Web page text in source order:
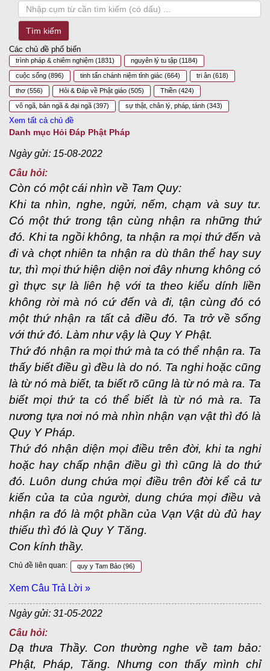
Tìm kiếm
Các chủ đề phổ biến
trình pháp & chiêm nghiệm (1831) nguyên lý tu tập (1184)
cuộc sống (896) tinh tấn chánh niệm tỉnh giác (664) tri ân (618)
thơ (556) Hỏi & Đáp về Phật giáo (505) Thiền (424)
vô ngã, bản ngã & đại ngã (397) sự thật, chân lý, pháp, tánh (343)
Xem tất cả chủ đề
Danh mục Hỏi Đáp Phật Pháp
Ngày gửi: 15-08-2022
Câu hỏi:
Còn có một cái nhìn về Tam Quy:
Khi ta nhìn, nghe, ngửi, nếm, chạm và suy tư.
Có một thứ trong tận cùng nhận ra những thứ
đó. Khi ta ngồi không, ta nhận ra mọi thứ đến và
đi và chợt nhiên ta nhận ra dù thân thể hay suy
tư, thì mọi thứ hiện diện nơi đây nhưng không có
gì thực sự là liên hệ với ta theo kiểu dính liền
không rời mà nó cứ đến và đi, tận cùng đó có
một thứ nhận ra tất cả điều đó. Ta trở về sống
với thứ đó. Làm như vậy là Quy Y Phật.
Thứ đó nhận ra mọi thứ mà ta có thể nhận ra. Ta
thấy biết điều gì đều là do nó. Ta nghi hoặc cũng
là từ nó mà biết, ta biết rõ cũng là từ nó mà ra. Ta
biết mọi thứ ta có thể biết là từ nó mà ra. Ta
nương tựa nơi nó mà nhìn nhận vạn vật thì đó là
Quy Y Pháp.
Thứ đó nhận diện mọi điều trên đời, khi ta nghi
hoặc hay chấp nhận điều gì thì cũng là do thứ
đó. Luôn dung chứa mọi điều trên đời kể cả tư
kiến của ta của người, dung chứa mọi điều và
nhận ra đó là một phần của Vạn Vật dù đủ hay
thiếu thì đó là Quy Y Tăng.
Con kính thầy.
Chủ đề liên quan: quy y Tam Bảo (96)
Xem Câu Trả Lời »
Ngày gửi: 31-05-2022
Câu hỏi:
Dạ thưa Thầy. Con thường nghe về tam bảo:
Phật, Pháp, Tăng. Nhưng con thấy mình chỉ